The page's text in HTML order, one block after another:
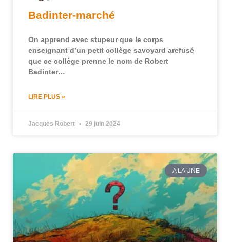
Badinter-marché
On apprend avec stupeur que le corps
enseignant d’un petit collège savoyard arefusé
que ce collège prenne le nom de Robert
Badinter…
LIRE PLUS »
Jacques Robert 29 juin 2024
A LA UNE